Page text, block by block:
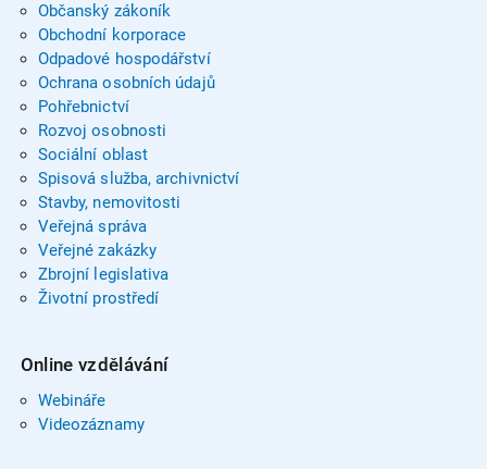
Občanský zákoník
Obchodní korporace
Odpadové hospodářství
Ochrana osobních údajů
Pohřebnictví
Rozvoj osobnosti
Sociální oblast
Spisová služba, archivnictví
Stavby, nemovitosti
Veřejná správa
Veřejné zakázky
Zbrojní legislativa
Životní prostředí
Online vzdělávání
Webináře
Videozáznamy